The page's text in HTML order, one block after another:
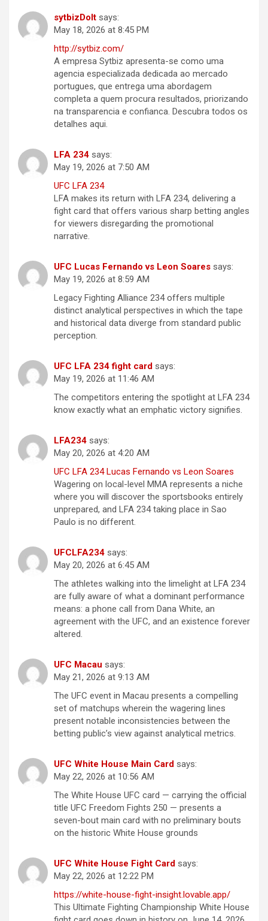
sytbizDoIt says:
May 18, 2026 at 8:45 PM
http://sytbiz.com/
A empresa Sytbiz apresenta-se como uma
agencia especializada dedicada ao mercado
portugues, que entrega uma abordagem
completa a quem procura resultados, priorizando
na transparencia e confianca. Descubra todos os
detalhes aqui.
LFA 234 says:
May 19, 2026 at 7:50 AM
UFC LFA 234
LFA makes its return with LFA 234, delivering a
fight card that offers various sharp betting angles
for viewers disregarding the promotional
narrative.
UFC Lucas Fernando vs Leon Soares says:
May 19, 2026 at 8:59 AM
Legacy Fighting Alliance 234 offers multiple
distinct analytical perspectives in which the tape
and historical data diverge from standard public
perception.
UFC LFA 234 fight card says:
May 19, 2026 at 11:46 AM
The competitors entering the spotlight at LFA 234
know exactly what an emphatic victory signifies.
LFA234 says:
May 20, 2026 at 4:20 AM
UFC LFA 234 Lucas Fernando vs Leon Soares
Wagering on local-level MMA represents a niche
where you will discover the sportsbooks entirely
unprepared, and LFA 234 taking place in Sao
Paulo is no different.
UFCLFA234 says:
May 20, 2026 at 6:45 AM
The athletes walking into the limelight at LFA 234
are fully aware of what a dominant performance
means: a phone call from Dana White, an
agreement with the UFC, and an existence forever
altered.
UFC Macau says:
May 21, 2026 at 9:13 AM
The UFC event in Macau presents a compelling
set of matchups wherein the wagering lines
present notable inconsistencies between the
betting public’s view against analytical metrics.
UFC White House Main Card says:
May 22, 2026 at 10:56 AM
The White House UFC card — carrying the official
title UFC Freedom Fights 250 — presents a
seven-bout main card with no preliminary bouts
on the historic White House grounds
UFC White House Fight Card says:
May 22, 2026 at 12:22 PM
https://white-house-fight-insight.lovable.app/
This Ultimate Fighting Championship White House